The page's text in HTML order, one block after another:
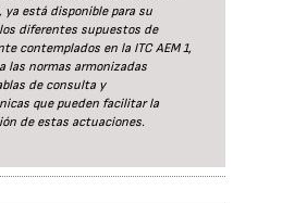
está disponible para su
diferentes supuestos de
contemplados en la ITC AEM 1,
las normas armonizadas
de consulta y
que pueden facilitar la
de estas actuaciones.